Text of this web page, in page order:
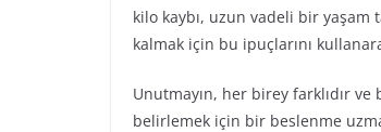
kilo kaybı, uzun vadeli bir yaşam
kalmak için bu ipuçlarını
Unutmayın, her birey farklıdır
belirlemek için bir beslenme